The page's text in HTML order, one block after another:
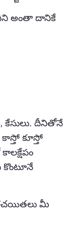
అంతా దానికే
కేసులు. దీనితోనే
కూస్తో
కొంటూనే
రచయితలు మీ